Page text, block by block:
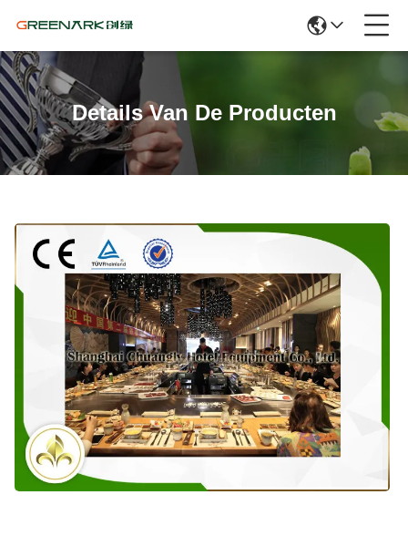
Details Van De Producten